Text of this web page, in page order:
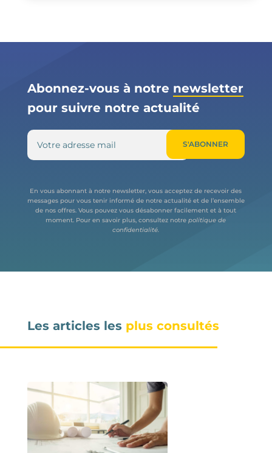
Abonnez-vous à notre newsletter
pour suivre notre actualité
S'ABONNER
En vous abonnant à notre newsletter, vous acceptez de recevoir des
messages pour vous tenir informé de notre actualité et de l’ensemble
de nos offres. Vous pouvez vous désabonner facilement et à tout
moment. Pour en savoir plus, consultez notrepolitique de
confidentialité.
Les articles les plus consultés